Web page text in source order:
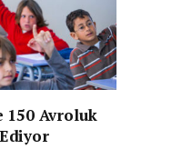
150 Avroluk